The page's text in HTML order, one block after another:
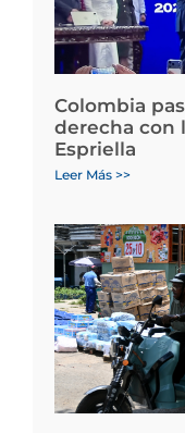
Colombia
derecha con
Espriella
Leer Más >>